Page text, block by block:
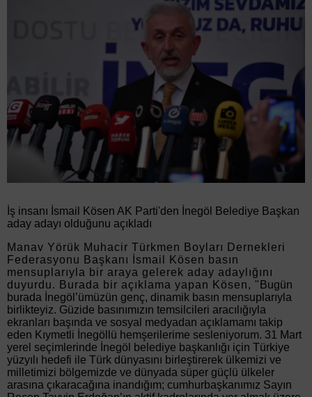
İş insanı İsmail Kösen AK Parti'den İnegöl Belediye Başkan
aday adayı olduğunu açıkladı
Manav Yörük Muhacir Türkmen Boyları Dernekleri
Federasyonu Başkanı İsmail Kösen basın
mensuplarıyla bir araya gelerek aday adaylığını
duyurdu. Burada bir açıklama yapan Kösen, " Bugün
burada İnegöl’ümüzün genç, dinamik basın mensuplarıyla
birlikteyiz. Güzide basınımızın temsilcileri aracılığıyla
ekranları başında ve sosyal medyadan açıklamamı takip
eden Kıymetli İnegöllü hemşerilerime sesleniyorum. 31 Mart
yerel seçimlerinde İnegöl belediye başkanlığı için Türkiye
yüzyılı hedefi ile Türk dünyasını birleştirerek ülkemizi ve
milletimizi bölgemizde ve dünyada süper güçlü ülkeler
arasına çıkaracağına inandığım; cumhurbaşkanımız Sayın